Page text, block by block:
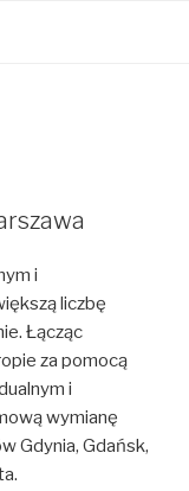
i
liczbę
Łącząc
za pomocą
i
wymianę
Gdynia, Gdańsk,